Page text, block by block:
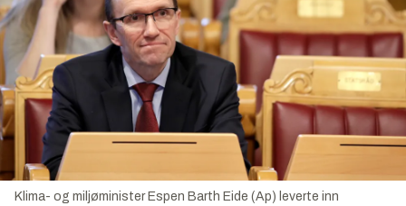
Klima- og miljøminister Espen Barth Eide (Ap) leverte inn